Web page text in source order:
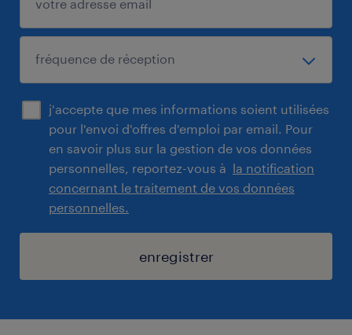
j'accepte que mes informations soient utilisées
pour l'envoi d'offres d'emploi par email. Pour
en savoir plus sur la gestion de vos données
personnelles, reportez-vous à la notification
concernant le traitement de vos données
personnelles.
enregistrer